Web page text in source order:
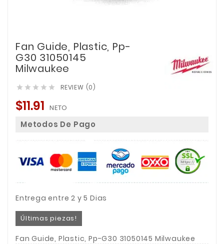
Fan Guide, Plastic, Pp-
G30 31050145
Milwaukee
     REVIEW (0)
$11.91 NETO
Metodos De Pago
Entrega entre 2 y 5 Dias
Últimas piezas!
Fan Guide, Plastic, Pp-G30 31050145 Milwaukee